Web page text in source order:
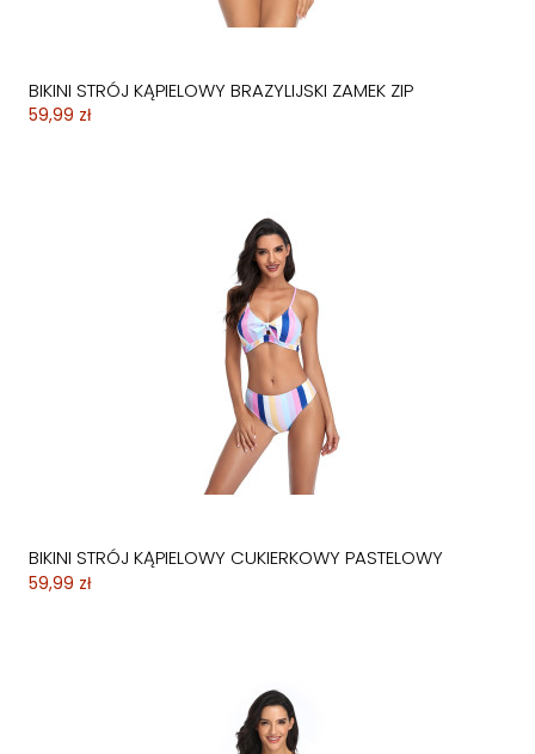
BIKINI STRÓJ KĄPIELOWY BRAZYLIJSKI ZAMEK ZIP
59,99 zł
BIKINI STRÓJ KĄPIELOWY CUKIERKOWY PASTELOWY
59,99 zł